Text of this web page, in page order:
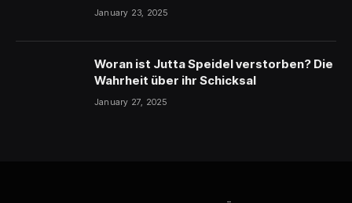
January 23, 2025
Woran ist Jutta Speidel verstorben? Die
Wahrheit über ihr Schicksal
January 27, 2025